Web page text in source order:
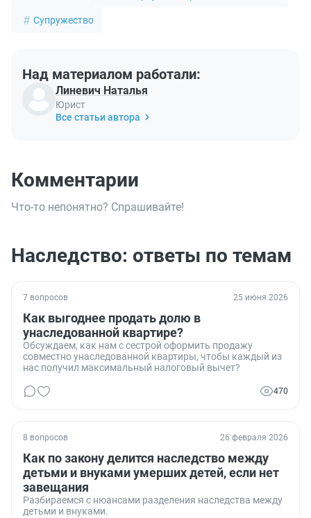
Супружество
Над материалом работали:
Линевич Наталья
Юрист
Все статьи автора
Комментарии
Что-то непонятно? Спрашивайте!
Наследство: ответы по темам
7 вопросов 25 июня 2026
Как выгоднее продать долю в
унаследованной квартире?
Обсуждаем, как нам с сестрой оформить продажу
совместно унаследованной квартиры, чтобы каждый из
нас получил максимальный налоговый вычет?
470
8 вопросов 26 февраля 2026
Как по закону делится наследство между
детьми и внуками умерших детей, если нет
завещания
Разбираемся с нюансами разделения наследства между
детьми и внуками.